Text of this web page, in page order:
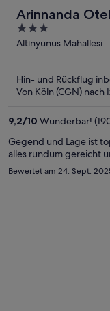
Arinnanda Otel
3
out
Altınyunus Mahallesi
Hin- und Rückflug
Von Köln (CGN) nach
9,2/10 Wunderbar!
Gegend und Lage ist
alles rundum gereicht
Bewertet am 24. Sept.